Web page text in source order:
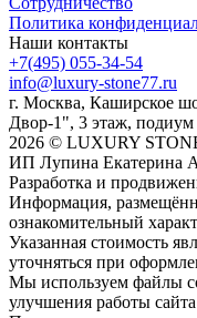
Политика
Наши контакты
+7(495) 055-34-54
info@luxury-stone77.ru
г. Москва, Каширское
Двор-1", 3 этаж,
2026 © LUXURY
ИП Лупина Екатерина
Разработка и
Информация,
ознакомительный
Указанная стоимость
уточняться при
Мы используем файлы
улучшения работы